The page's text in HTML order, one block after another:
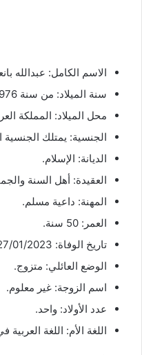
الاسم الكامل: عبدالله
سنة الميلاد: من سنة 1976 ميلادي.
محل الميلاد: المملكة
الجنسية: يمتلك الجنسية
الديانة: الإسلام.
العقيدة: أهل السنة
المهنة: داعية مسلم.
العمر: 50 سنة.
تاريخ الوفاة: 27/01/2023 م.
الوضع العائلي: متزوج.
اسم الزوجة: غير معلوم.
عدد الأولاد: واحد.
اللغة الأم: اللغة